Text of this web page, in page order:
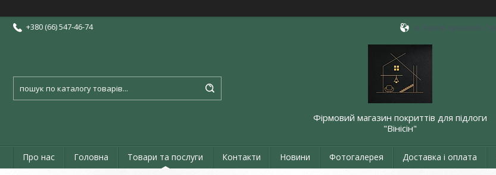
+380 (66) 547-46-74
Фірмовий магазин покриттів для підлоги
"Вінісін"
Про нас Головна Товари та послуги Контакти Новини Фотогалерея Доставка і оплата